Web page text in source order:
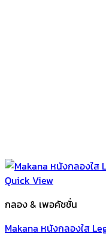
Quick View
กลอง & เพอคัชชั่น
Makana หนังกลองใส